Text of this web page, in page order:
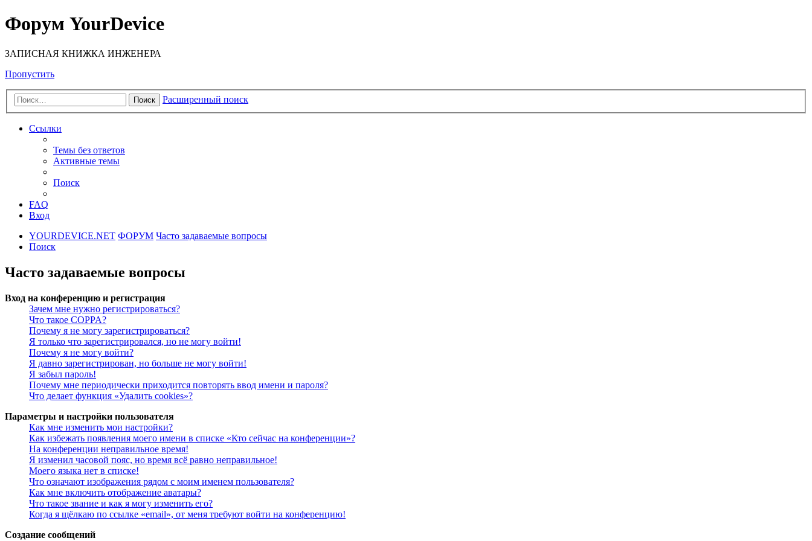
Форум YourDevice
ЗАПИСНАЯ КНИЖКА ИНЖЕНЕРА
Пропустить
Поиск Расширенный поиск
Ссылки
Темы без ответов
Активные темы
Поиск
FAQ
Вход
YOURDEVICE.NET ФОРУМ Часто задаваемые вопросы
Поиск
Часто задаваемые вопросы
Вход на конференцию и регистрация
Зачем мне нужно регистрироваться?
Что такое COPPA?
Почему я не могу зарегистрироваться?
Я только что зарегистрировался, но не могу войти!
Почему я не могу войти?
Я давно зарегистрирован, но больше не могу войти!
Я забыл пароль!
Почему мне периодически приходится повторять ввод имени и пароля?
Что делает функция «Удалить cookies»?
Параметры и настройки пользователя
Как мне изменить мои настройки?
Как избежать появления моего имени в списке «Кто сейчас на конференции»?
На конференции неправильное время!
Я изменил часовой пояс, но время всё равно неправильное!
Моего языка нет в списке!
Что означают изображения рядом с моим именем пользователя?
Как мне включить отображение аватары?
Что такое звание и как я могу изменить его?
Когда я щёлкаю по ссылке «email», от меня требуют войти на конференцию!
Создание сообщений